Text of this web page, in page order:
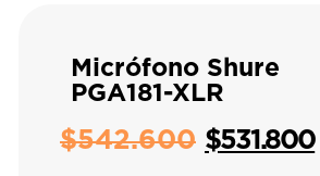
Micrófono Shure
PGA181-XLR
$542.600 $531.800